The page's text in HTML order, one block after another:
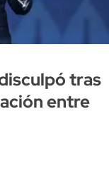
tras
entre